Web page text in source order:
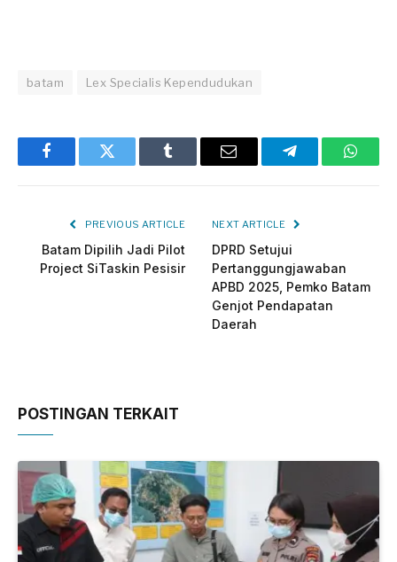
batam Lex Specialis Kependudukan
FacebookTwitter Tumblr Email Telegram
PREVIOUS ARTICLE
Batam Dipilih Jadi Pilot
Project SiTaskin Pesisir
NEXT ARTICLE
DPRD Setujui
Pertanggungjawaban
APBD 2025, Pemko Batam
Genjot Pendapatan
Daerah
POSTINGAN TERKAIT